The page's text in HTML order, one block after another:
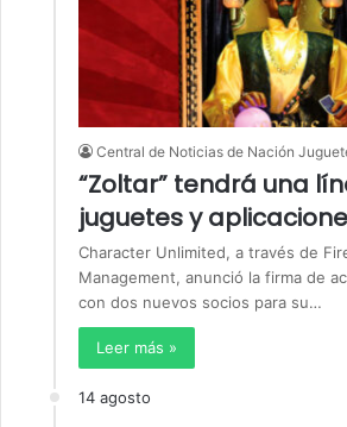
Central de Noticias de Nación
“Zoltar” tendrá una
juguetes y
Character Unlimited, a través de
Management, anunció la firma de
con dos nuevos socios para su…
Leer más »
14 agosto